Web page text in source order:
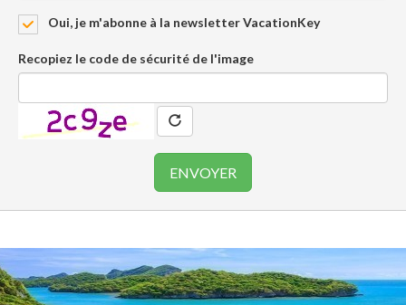
Oui, je m'abonne à la newsletter VacationKey
Recopiez le code de sécurité de l'image